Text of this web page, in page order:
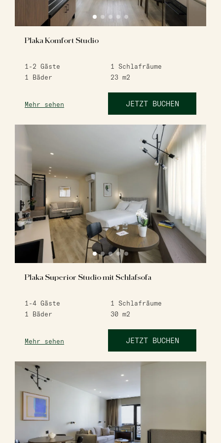
Plaka Komfort Studio
1-2 Gäste 1
Schlafräume
1
Bäder 23 m2
Mehr sehen JETZT BUCHEN
Plaka Superior Studio mit Schlafsofa
1-4 Gäste 1
Schlafräume
1
Bäder 30 m2
Mehr sehen JETZT BUCHEN